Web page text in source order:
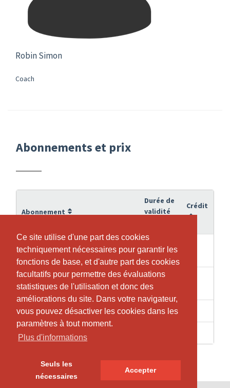
Ce site utilise d'une part des cookies
techniquement nécessaires pour garantir les
fonctions de base, et d'autre part des cookies
facultatifs pour permettre des évaluations
statistiques de l'utilisation et donc des
améliorations du site. Dans votre navigateur,
vous pouvez désactiver les cookies dans les
paramètres à tout moment.
Plus d'informations
Seuls les
nécessaires
Accepter
Ce site utilise d'une part des cookies
techniquement nécessaires pour garantir les
fonctions de base, et d'autre part des cookies
facultatifs pour permettre des évaluations
statistiques de l'utilisation et donc des
améliorations du site. Dans votre navigateur,
vous pouvez désactiver les cookies dans les
paramètres à tout moment.
Plus d'informations
Seuls les
nécessaires
Accepter
Robin Simon
Coach
Abonnements et prix
Abonnement
Durée de
validité
Crédit
Semesterbeitrag
Frühlingssemester 2026
21.06.2026
Semesterbeitrag Ratenzahlung
Frühlingssemester 2026
21.06.2026
Semesterkursabo_01 GOLD 21.06.2026
Semesterkursabo_02 SILBER